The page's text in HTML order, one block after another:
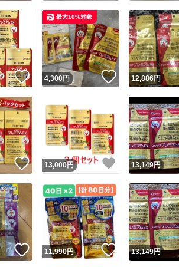
いいね！
4,300円 いいね！
最大10%対象
12,886円
いいね！
13,000円 いいね！
13,149円
いいね！
11,990円 いいね！
13,149円